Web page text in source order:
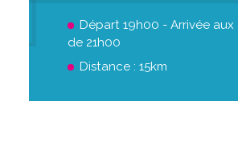
Départ 19h00 - Arrivée
de 21h00
Distance : 15km